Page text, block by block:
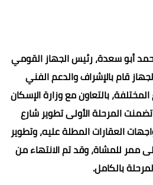
أبو سعدة، رئيس الجهاز القومي
قام بالإشراف والدعم الفني
بالتعاون مع وزارة الإسكان
المرحلة الأولى تطوير شارع
العقارات المطلة عليه، وتطوير
ممر للمشاة، وقد تم الانتهاء من
بالكامل.